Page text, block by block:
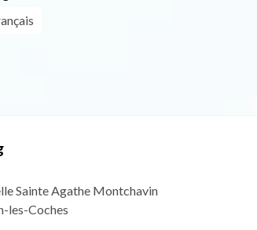
Sainte Agathe Montchavin
les-Coches